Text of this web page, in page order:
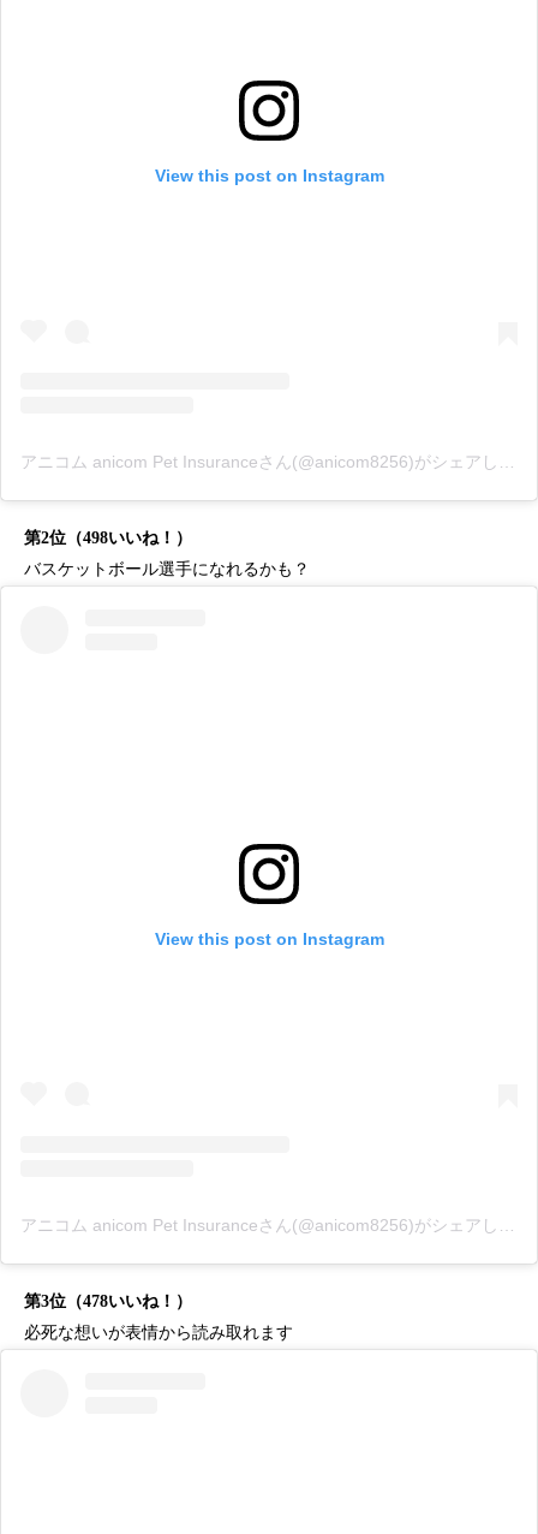
View this post on Instagram
アニコム anicom Pet Insuranceさん(@anicom8256)がシェアした投稿
第2位（498いいね！）
バスケットボール選手になれるかも？
View this post on Instagram
第3位（478いいね！）
必死な想いが表情から読み取れます